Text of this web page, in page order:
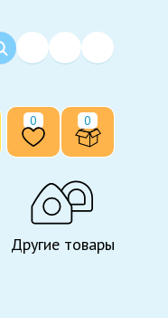
0 0
Другие товары